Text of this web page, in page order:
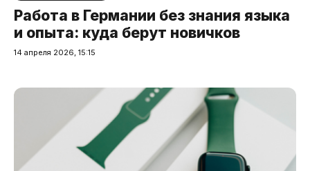
Работа в Германии без знания языка
и опыта: куда берут новичков
14 апреля 2026, 15:15